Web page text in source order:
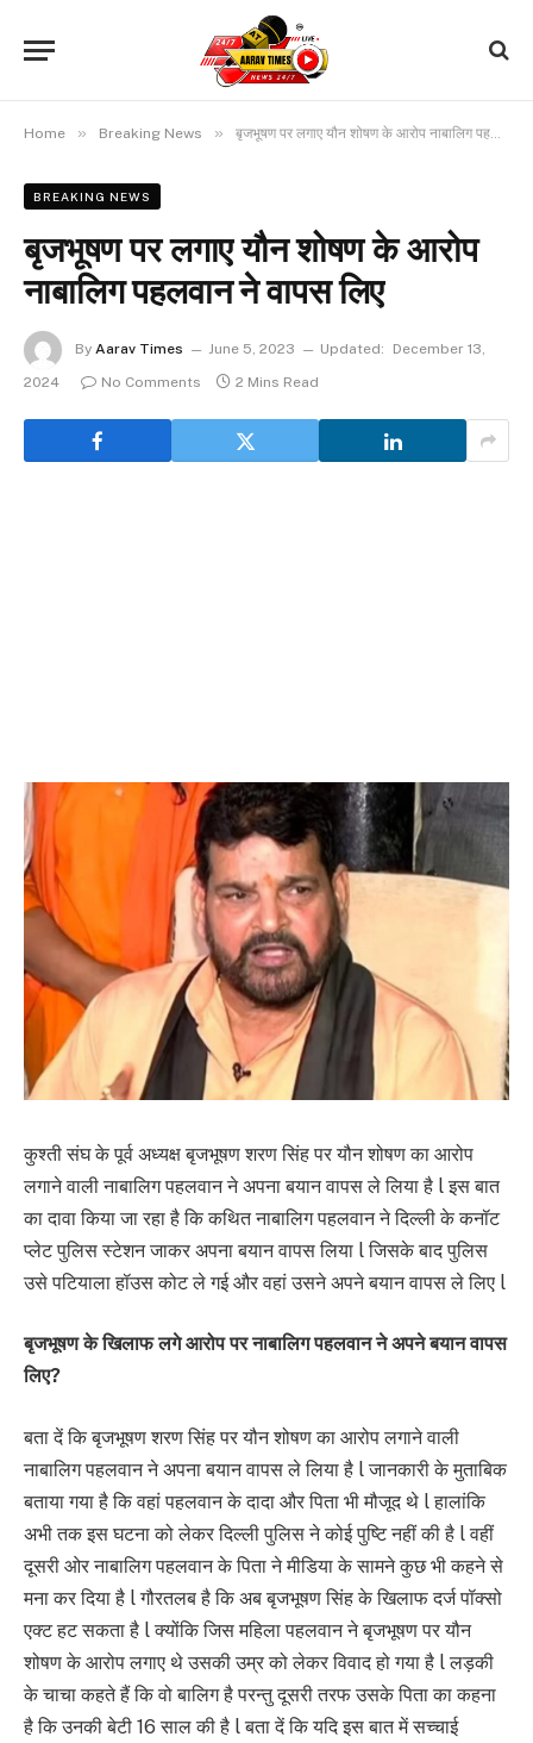
Home » Breaking News » बृजभूषण पर लगाए यौन शोषण के आरोप नाबालिग पहलवान ने वापस लिए
BREAKING NEWS
बृजभूषण पर लगाए यौन शोषण के आरोप
नाबालिग पहलवान ने वापस लिए
By Aarav Times June 5, 2023 Updated:
December 13,
2024
No Comments 2 Mins Read
कुश्ती संघ के पूर्व अध्यक्ष बृजभूषण शरण सिंह पर यौन शोषण का आरोप
लगाने वाली नाबालिग पहलवान ने अपना बयान वापस ले लिया है l इस बात
का दावा किया जा रहा है कि कथित नाबालिग पहलवान ने दिल्ली के कनॉट
प्लेट पुलिस स्टेशन जाकर अपना बयान वापस लिया l जिसके बाद पुलिस
उसे पटियाला हॉउस कोट ले गई और वहां उसने अपने बयान वापस ले लिए l
बृजभूषण के खिलाफ लगे आरोप पर नाबालिग पहलवान ने अपने बयान वापस
लिए?
बता दें कि बृजभूषण शरण सिंह पर यौन शोषण का आरोप लगाने वाली
नाबालिग पहलवान ने अपना बयान वापस ले लिया है l जानकारी के मुताबिक
बताया गया है कि वहां पहलवान के दादा और पिता भी मौजूद थे l हालांकि
अभी तक इस घटना को लेकर दिल्ली पुलिस ने कोई पुष्टि नहीं की है l वहीं
दूसरी ओर नाबालिग पहलवान के पिता ने मीडिया के सामने कुछ भी कहने से
मना कर दिया है l गौरतलब है कि अब बृजभूषण सिंह के खिलाफ दर्ज पॉक्सो
एक्ट हट सकता है l क्योंकि जिस महिला पहलवान ने बृजभूषण पर यौन
शोषण के आरोप लगाए थे उसकी उम्र को लेकर विवाद हो गया है l लड़की
के चाचा कहते हैं कि वो बालिग है परन्तु दूसरी तरफ उसके पिता का कहना
है कि उनकी बेटी 16 साल की है l बता दें कि यदि इस बात में सच्चाई